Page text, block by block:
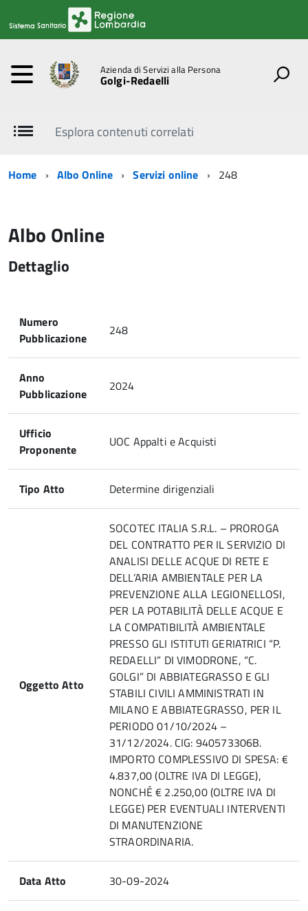
Azienda di Servizi alla Persona
Golgi-Redaelli
Esplora contenuti correlati
Home Albo Online Servizi online 248
Albo Online
Dettaglio
Numero
Pubblicazione
248
Anno
Pubblicazione
2024
Ufficio
Proponente
UOC Appalti e Acquisti
Tipo Atto Determine dirigenziali
Oggetto Atto
SOCOTEC ITALIA S.R.L. – PROROGA
DEL CONTRATTO PER IL SERVIZIO DI
ANALISI DELLE ACQUE DI RETE E
DELL’ARIA AMBIENTALE PER LA
PREVENZIONE ALLA LEGIONELLOSI,
PER LA POTABILITÀ DELLE ACQUE E
LA COMPATIBILITÀ AMBIENTALE
PRESSO GLI ISTITUTI GERIATRICI “P.
REDAELLI” DI VIMODRONE, “C.
GOLGI” DI ABBIATEGRASSO E GLI
STABILI CIVILI AMMINISTRATI IN
MILANO E ABBIATEGRASSO, PER IL
PERIODO 01/10/2024 –
31/12/2024. CIG: 940573306B.
IMPORTO COMPLESSIVO DI SPESA: €
4.837,00 (OLTRE IVA DI LEGGE),
NONCHÉ € 2.250,00 (OLTRE IVA DI
LEGGE) PER EVENTUALI INTERVENTI
DI MANUTENZIONE
STRAORDINARIA.
Data Atto 30-09-2024